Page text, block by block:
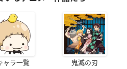
ャラ一覧 鬼滅の刃